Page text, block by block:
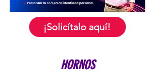
¡Solicítalo aquí!
HORNOS